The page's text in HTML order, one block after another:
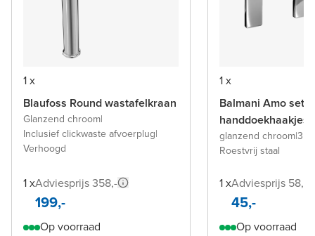
1 x
Blaufoss Round wastafelkraan
Glanzend chroom|
Inclusief clickwaste afvoerplug|
Verhoogd
1 xAdviesprijs 358,-
199,-
Op voorraad
1 x
Balmani Amo set
handdoekhaakjes
glanzend chroom|3
Roestvrij staal
1 xAdviesprijs
45,-
Op voorraad